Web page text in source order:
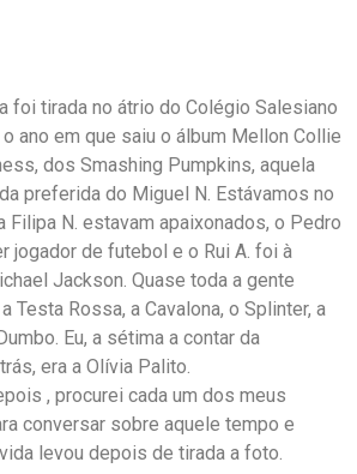
foi tirada no átrio do Colégio Salesiano
ano em que saiu o álbum Mellon Collie
dos Smashing Pumpkins, aquela
preferida do Miguel N. Estávamos no
Filipa N. estavam apaixonados, o Pedro
jogador de futebol e o Rui A. foi à
Jackson. Quase toda a gente
Testa Rossa, a Cavalona, o Splinter, a
Eu, a sétima a contar da
era a Olívia Palito.
, procurei cada um dos meus
conversar sobre aquele tempo e
levou depois de tirada a foto.